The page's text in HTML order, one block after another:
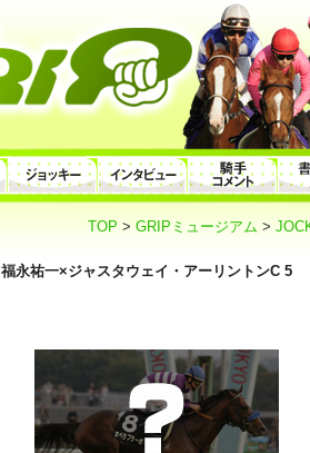
TOP > GRIPミュージアム >
福永祐一×ジャスタウェイ・アーリントンC 5